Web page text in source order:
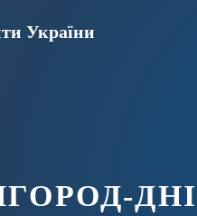
України